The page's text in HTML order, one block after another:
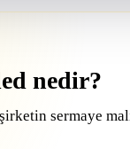
nedir?
sermaye